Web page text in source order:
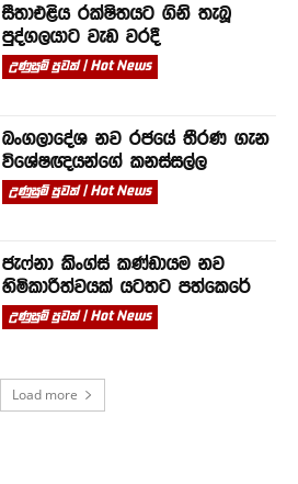
සීතාඑළිය රක්ෂිතයට ගිනි තැබූ
පුද්ගලයාට වැඩ වරදී
උණුසුම් පුවත් | Hot News
බංගලාදේශ නව රජයේ තීරණ ගැන
විශේෂඥයන්ගේ කනස්සල්ල
උණුසුම් පුවත් | Hot News
ජැෆ්නා කිංග්ස් කණ්ඩායම නව
හිමිකාරීත්වයක් යටතට පත්කෙරේ
උණුසුම් පුවත් | Hot News
Load more